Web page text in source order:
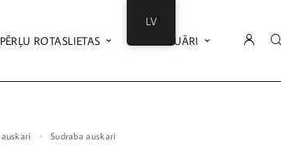
PĒRĻU ROTASLIETAS AKSESUĀRI
auskari Sudraba auskari
LV